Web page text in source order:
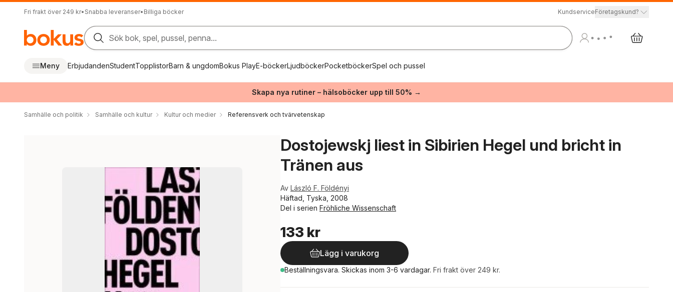
Fri frakt över 249 kr• Snabba leveranser• Billiga böcker KundserviceFöretagskund?
Sök bok, spel, pussel, penna...
Meny ErbjudandenStudentTopplistorBarn & ungdomBokus PlayE-böckerLjudböckerPocketböckerSpel och pussel
Skapa nya rutiner – hälsoböcker upp till 50% →
Samhälle och politik Samhälle och kultur Kultur och medier Referensverk och tvärvetenskap
Dostojewskj liest in Sibirien Hegel und bricht in
Tränen aus
Av László F. Földényi
Häftad, Tyska, 2008
Del i serien Fröhliche Wissenschaft
133 kr
Lägg i varukorg
Beställningsvara. Skickas inom 3-6 vardagar. Fri frakt över 249 kr.